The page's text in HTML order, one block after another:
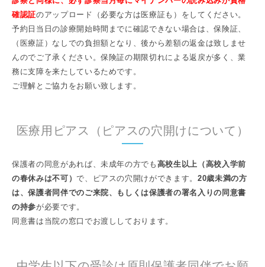
確認証のアップロード（必要な方は医療証も）をしてください。
予約日当日の診療開始時間までに確認できない場合は、保険証、
（医療証）なしでの負担額となり、後から差額の返金は致しませ
んのでご了承ください。保険証の期限切れによる返戻が多く、業
務に支障を来たしているためです。
ご理解とご協力をお願い致します。
医療用ピアス（ピアスの穴開けについて）
保護者の同意があれば、未成年の方でも 高校生以上（高校入学前
の春休みは不可）で、ピアスの穴開けができます。 20歳未満の方
は、保護者同伴でのご来院、もしくは保護者の署名入りの同意書
の持参が必要です。
同意書は当院の窓口でお渡ししております。